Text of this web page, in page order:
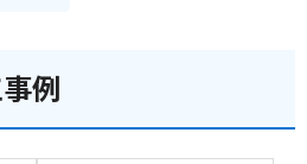
例